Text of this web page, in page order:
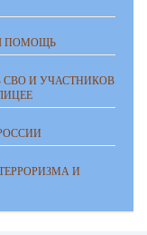
ПОМОЩЬ
И УЧАСТНИКОВ
И